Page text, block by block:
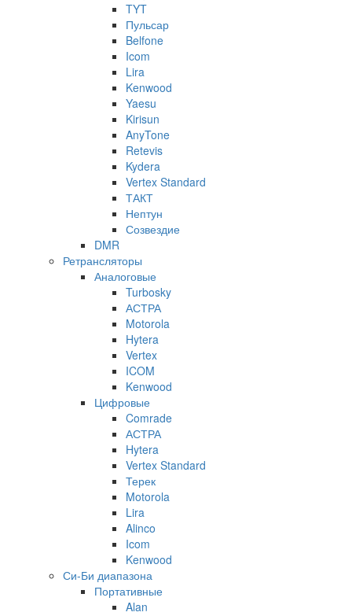
TYT
Пульсар
Belfone
Icom
Lira
Kenwood
Yaesu
Kirisun
AnyTone
Retevis
Kydera
Vertex Standard
ТАКТ
Нептун
Созвездие
DMR
Ретрансляторы
Аналоговые
Turbosky
АСТРА
Motorola
Hytera
Vertex
ICOM
Kenwood
Цифровые
Comrade
АСТРА
Hytera
Vertex Standard
Терек
Motorola
Lira
Alinco
Icom
Kenwood
Си-Би диапазона
Портативные
Alan